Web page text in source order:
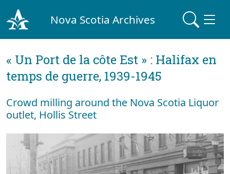
Nova Scotia Archives
« Un Port de la côte Est » : Halifax en
temps de guerre, 1939-1945
Crowd milling around the Nova Scotia Liquor
outlet, Hollis Street